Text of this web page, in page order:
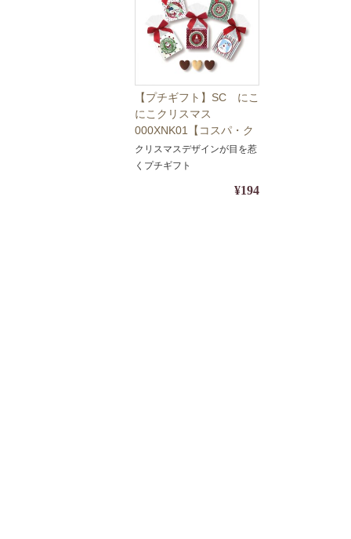
【プチギフト】SC にこ
にこクリスマス
000XNK01【コスパ・ク
ッキー・オススメ・
Christmas・Xmas】
クリスマスデザインが目を惹
くプチギフト
¥194